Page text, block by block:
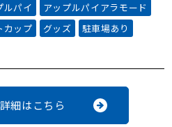
ルパイ
アップルパイアラモード
カップ グッズ
駐車場あり
細はこちら